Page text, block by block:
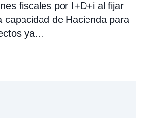
fiscales por I+D+i al fijar
capacidad de Hacienda para
ya…